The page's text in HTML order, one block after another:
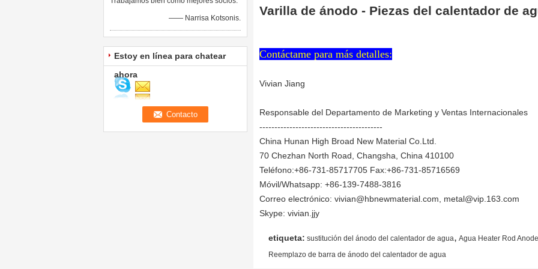
—— Narrisa Kotsonis.
Estoy en línea para chatear
ahora
Varilla de ánodo - Piezas del calentador de
Contáctame para más detalles:
Vivian Jiang
Responsable del Departamento de Marketing y Ventas Internacionales
-----------------------------------------
China Hunan High Broad New Material Co.Ltd.
70 Chezhan North Road, Changsha, China 410100
Teléfono:+86-731-85717705 Fax:+86-731-85716569
Móvil/Whatsapp: +86-139-7488-3816
Correo electrónico: vivian@hbnewmaterial.com, metal@vip.163.com
Skype: vivian.jjy
etiqueta: sustitución del ánodo del calentador de agua, Agua Heater Rod Anode
Reemplazo de barra de ánodo del calentador de agua